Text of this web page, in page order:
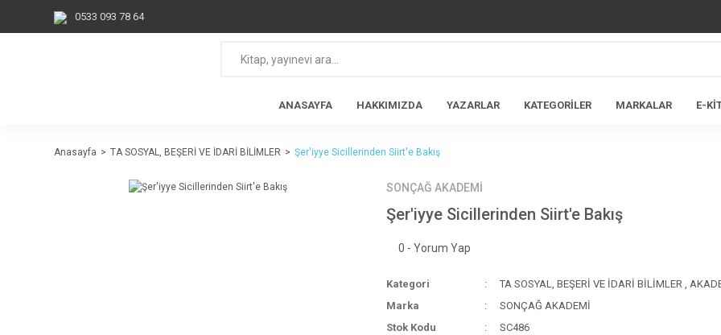
0533 093 78 64
ANASAYFA HAKKIMIZDA YAZARLAR KATEGORİLER MARKALAR E-
Anasayfa TA SOSYAL, BEŞERİ VE İDARİ BİLİMLER Şer'iyye Sicillerinden Siirt'e Bakış
SONÇAĞ AKADEMİ
Şer'iyye Sicillerinden Siirt'e Bakış
0 - Yorum Yap
Kategori TA SOSYAL, BEŞERİ VE İDARİ BİLİMLER ,
Marka
SONÇAĞ AKADEMİ
Stok Kodu
SC486